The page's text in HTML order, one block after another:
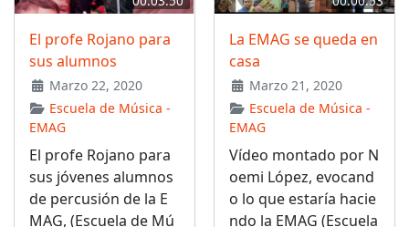
El profe Rojano para
sus alumnos
Marzo 22, 2020
Escuela de Música -
EMAG
El profe Rojano para
sus jóvenes alumnos
de percusión de la E
MAG, (Escuela de Mú
La EMAG se queda en
casa
Marzo 21, 2020
Escuela de Música -
EMAG
Vídeo montado por N
oemi López, evocand
o lo que estaría hacie
ndo la EMAG (Escuela